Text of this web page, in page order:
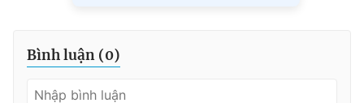
Bình luận (0)